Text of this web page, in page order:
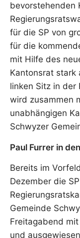
bevorstehenden
für die SP von
für die
mit Hilfe des
Kantonsrat stark
linken Sitz in der
wird zusammen
unabhängigen
Schwyzer
Paul Furrer in
Bereits im
Dezember die
Gemeinde
Freitagabend
und